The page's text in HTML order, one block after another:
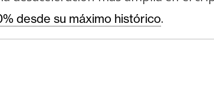
desde su máximo histórico.